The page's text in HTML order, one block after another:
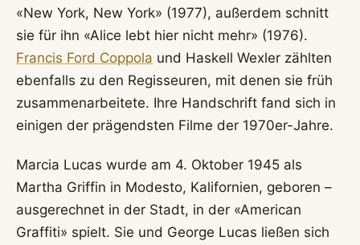
«New York, New York» (1977), außerdem schnitt
sie für ihn «Alice lebt hier nicht mehr» (1976).
Francis Ford Coppola und Haskell Wexler zählten
ebenfalls zu den Regisseuren, mit denen sie früh
zusammenarbeitete. Ihre Handschrift fand sich in
einigen der prägendsten Filme der 1970er-Jahre.
Marcia Lucas wurde am 4. Oktober 1945 als
Martha Griffin in Modesto, Kalifornien, geboren –
ausgerechnet in der Stadt, in der «American
Graffiti» spielt. Sie und George Lucas ließen sich